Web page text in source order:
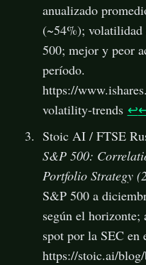
anualizado
(~54%); volatilidad
500; mejor y peor
período.
https://
volatility-trends ↩
Stoic AI / FTSE
S&P 500:
Portfolio Strategy
S&P 500 a
según el
spot por la SEC en
https://stoic.ai/